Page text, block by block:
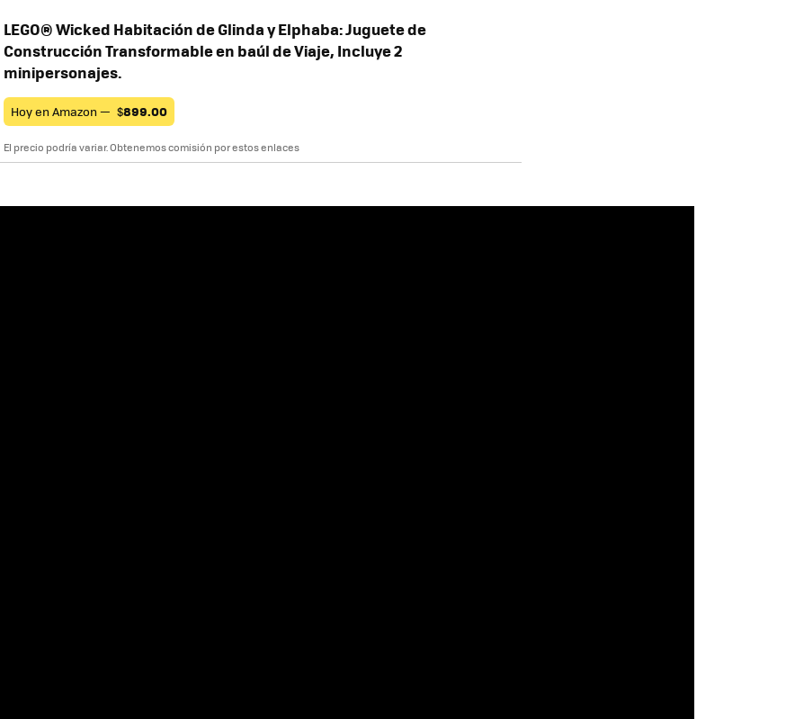
LEGO® Wicked Habitación de Glinda y Elphaba: Juguete de
Construcción Transformable en baúl de Viaje, Incluye 2
minipersonajes.
Hoy en Amazon — $899.00
El precio podría variar. Obtenemos comisión por estos enlaces